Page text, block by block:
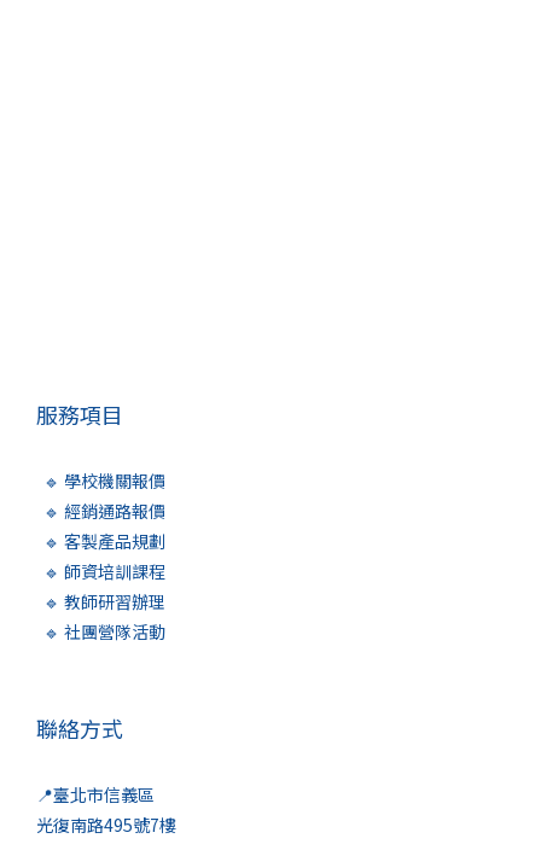
服務項目
🔹 學校機關報價
🔹 經銷通路報價
🔹 客製產品規劃
🔹 師資培訓課程
🔹 教師研習辦理
🔹 社團營隊活動
聯絡方式
📍臺北市信義區
光復南路495號7樓